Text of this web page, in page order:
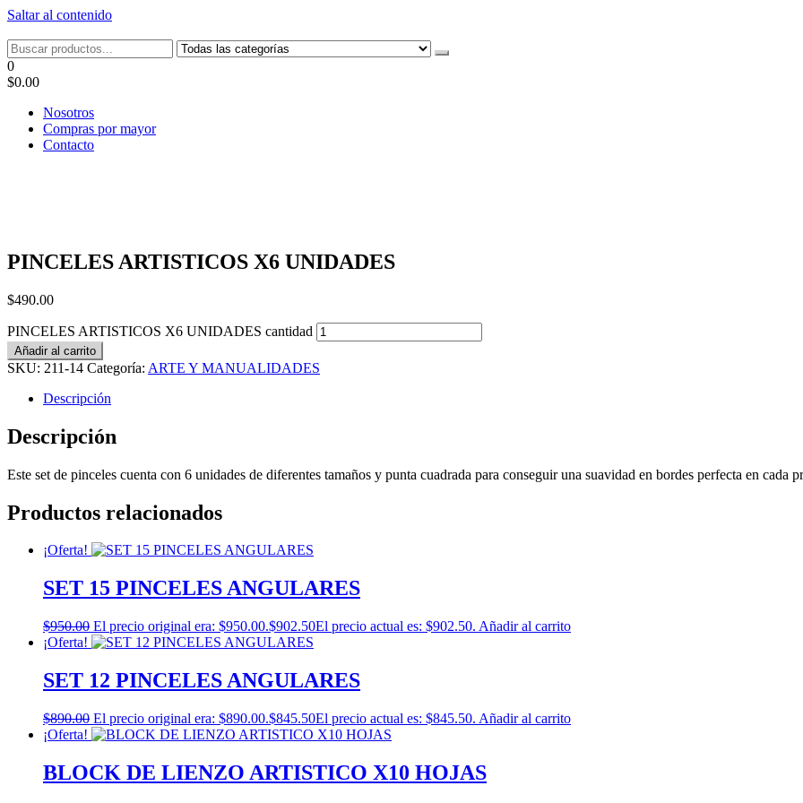
Saltar al contenido
Tel: 22087679 – Cel: 097 822122 – Joaquín Requena 2459
0
$0.00
Nosotros
Compras por mayor
Contacto
PINCELES ARTISTICOS X6 UNIDADES
$490.00
PINCELES ARTISTICOS X6 UNIDADES cantidad
Añadir al carrito
SKU: 211-14 Categoría: ARTE Y MANUALIDADES
Descripción
Descripción
Este set de pinceles cuenta con 6 unidades de diferentes tamaños y punta cuadrada para conseguir una suavidad en bordes perfecta en cada
Productos relacionados
¡Oferta!
SET 15 PINCELES ANGULARES
$950.00 El precio original era: $950.00.$902.50El precio actual es: $902.50. Añadir al carrito
¡Oferta!
SET 12 PINCELES ANGULARES
$890.00 El precio original era: $890.00.$845.50El precio actual es: $845.50. Añadir al carrito
¡Oferta!
BLOCK DE LIENZO ARTISTICO X10 HOJAS